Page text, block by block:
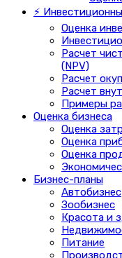
⚡
Оценка
Расчет
(NPV)
Расчет
Расчет
Примеры
Оценка бизнеса
Оценка
Оценка
Оценка
Бизнес-планы
Автобизнес
Зообизнес
Красота и
Питание